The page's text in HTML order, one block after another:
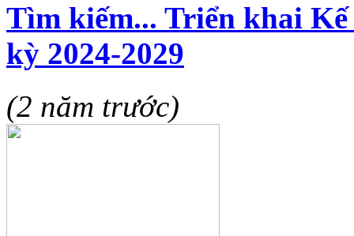
Tìm kiếm... Triển khai
kỳ 2024-2029
(2 năm trước)